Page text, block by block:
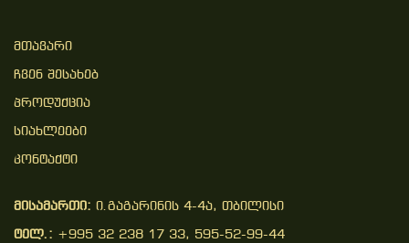
Მთავარი
Ჩვენ Შესახებ
Პროდუქცია
Სიახლეები
Კონტაქტი
მისამართი: ი.გაგარინის 4-4ა, თბილისი
ტელ.: +995 32 238 17 33, 595-52-99-44